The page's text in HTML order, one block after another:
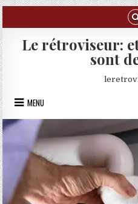
Skip to content
Le rétroviseur:
sont
MENU